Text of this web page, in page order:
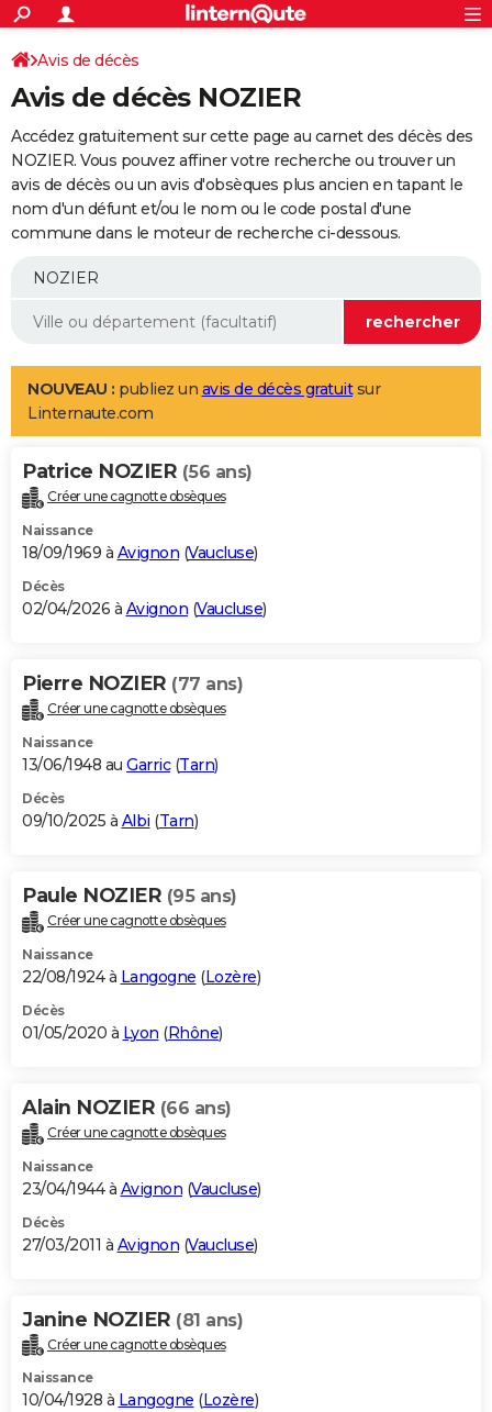
ACTUALITÉS
Politique
Société
Faits Divers
Education
Monde
Villes
+
SPORT
Coupe du monde 2026
Football
Tennis
Cyclisme
Rugby
Forum
Programme TV
TNT
Streaming
Cinéma
Sorties cinéma
Musique
+
FINANCE
Retraite
Epargne
Immobilier
Risques naturels par ville
Banque
Assurance
AUTO
Essais
Réserver un essai
Citadines
Berlines
SUV
Forum auto
+
Mobiles
Meilleur smartphone
Internet
Ordinateurs
Jeux vidéo
Guide high-tech
Aménagement intérieur
LIFESTYLE
Art de vivre
Bien-être
Loisirs
Mode
Modes de vie
Alimentation
Guide de la santé
Maladies
Médicaments
Sommeil
VOYAGE
Destinations
City break
Voyage nature
Voyage de noces
Forum
Climat
+PHOTO
GUIDES D'ACHAT
BONS PLANS
Carte de Noël
Carte Bonne année
Carte Saint-Valentin
Carte Pâques
Carte d'anniversaire
DICTIONNAIRE
Dictionnaire
Biographies
Citations
Expressions
Proverbes
PROGRAMME TV
S'inscrire
Se connecter
Lycées
Collèges
Primaires
Universités
Entreprises
Service militaire
Avis de recherche
AVIS DE DÉCÈS
Bricolage
Lifestyle
Culture
Sport
Auto
Television
Voyage
Cinema
Avis de décès
Avis de décès NOZIER
Accédez gratuitement sur cette page au carnet des décès des
NOZIER. Vous pouvez affiner votre recherche ou trouver un
avis de décès ou un avis d'obsèques plus ancien en tapant le
nom d'un défunt et/ou le nom ou le code postal d'une
commune dans le moteur de recherche ci-dessous.
NOUVEAU : publiez un avis de décès gratuitsur
Linternaute.com
Patrice NOZIER (56 ans)
Créer une cagnotte obsèques
Naissance
18/09/1969 à Avignon (Vaucluse)
Décès
02/04/2026 à Avignon (Vaucluse)
Pierre NOZIER (77 ans)
Créer une cagnotte obsèques
Naissance
13/06/1948 au Garric(Tarn)
Décès
09/10/2025 à Albi (Tarn)
Paule NOZIER (95 ans)
Créer une cagnotte obsèques
Naissance
22/08/1924 à Langogne (Lozère)
Décès
01/05/2020 à Lyon (Rhône)
Alain NOZIER (66 ans)
Créer une cagnotte obsèques
Naissance
23/04/1944 à Avignon (Vaucluse)
Décès
27/03/2011 à Avignon (Vaucluse)
Janine NOZIER (81 ans)
Créer une cagnotte obsèques
Naissance
10/04/1928 à Langogne (Lozère)